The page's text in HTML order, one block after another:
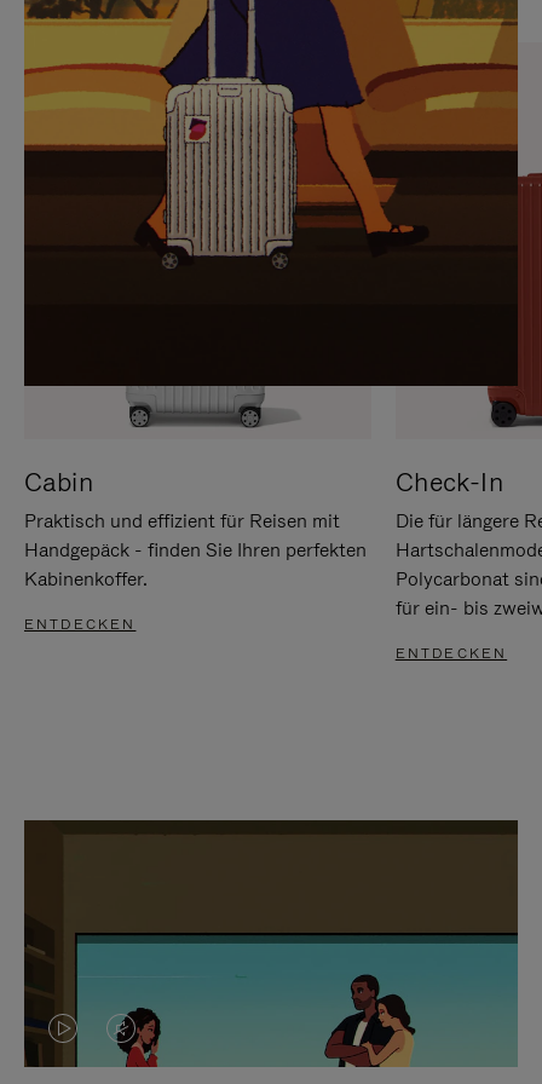
SIE,
UM
ANZUHALTEN
AUFHEBEN
DER
STUMMSCHALTUNG
Cabin
Praktisch und effizient für Reisen mit
Handgepäck - finden Sie Ihren perfekten
Kabinenkoffer.
ENTDECKEN
Check-In
Die für längere
Polycarbonat
für ein- bis
ENTDECKEN
DASVIDEO